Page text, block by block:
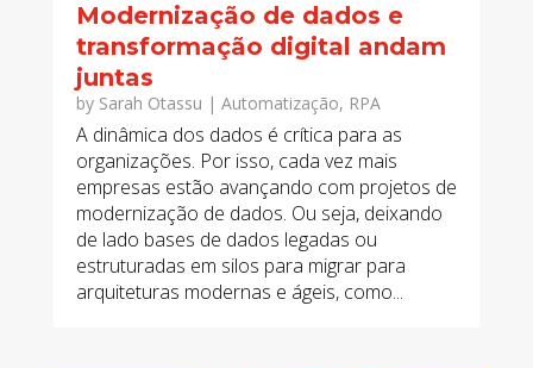
Modernização de dados e
transformação digital andam
juntas
by Sarah Otassu | Automatização, RPA
A dinâmica dos dados é crítica para as
organizações. Por isso, cada vez mais
empresas estão avançando com projetos de
modernização de dados. Ou seja, deixando
de lado bases de dados legadas ou
estruturadas em silos para migrar para
arquiteturas modernas e ágeis, como...